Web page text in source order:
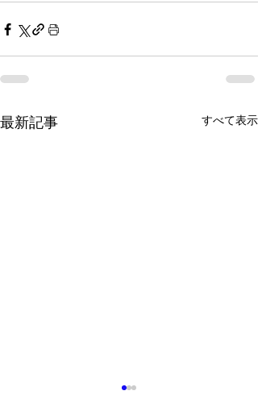
最新記事 すべて表示